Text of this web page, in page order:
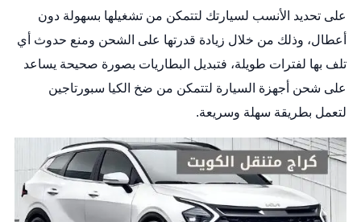
على تحديد الأنسب لسيارتك لتتمكن من تشغيلها بسهولة دون
أعطال، وذلك من خلال زيادة قدرتها على الشحن ومنع حدوث أي
تلف بها لفترات طويلة، فتبديل البطاريات بصورة صحيحة يساعد
على شحن أجهزة السيارة لتتمكن من ضخ الكيا سبورتاجين
لتعمل بطريقة سهلة وسريعة.